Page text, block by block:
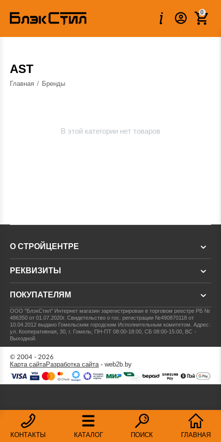
0
AST
Главная / Бренды
В этой категории нет товаров
КОНТАКТЫ КАТАЛОГ ПОИСК ГЛАВНАЯ
О СТРОЙЦЕНТРЕ
РЕКВИЗИТЫ
ПОКУПАТЕЛЯМ
ООО "БлэкСтил" Интернет магазин зарегистрирован в торговом реестре РБ №
486350 от 01.07.2020г.Свидетельство о гос. регистрации №490870118 от
10.04.2012 выдано Гомельским городским Исполнительным комитетом.Адрес:
ул. Кооперативная, 30, г. Гомель; ПН-ПТ 08:00-18:00, СБ 08:00-15:00, ВС -
Выходной.
© 2004 - 2026
Карта сайтаРазработка сайта- web2b.by